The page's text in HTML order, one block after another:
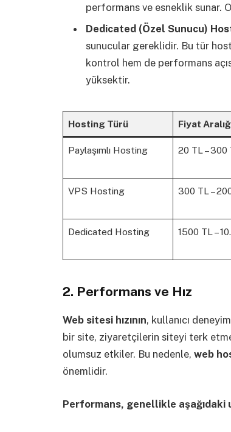
performans ve esneklik sunar.
Dedicated (Özel Sunucu)
sunucular gereklidir. Bu tür
kontrol hem de performans
yüksektir.
Hosting Türü Fiyat
Paylaşımlı Hosting 20 TL – 300
VPS Hosting 300 TL –
Dedicated Hosting 1500 TL –
2. Performans ve Hız
Web sitesi hızının, kullanıcı
bir site, ziyaretçilerin siteyi terk
olumsuz etkiler. Bu nedenle, web
önemlidir.
Performans, genellikle